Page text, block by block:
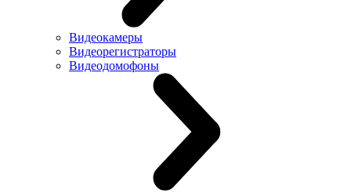
Видеокамеры
Видеорегистраторы
Видеодомофоны